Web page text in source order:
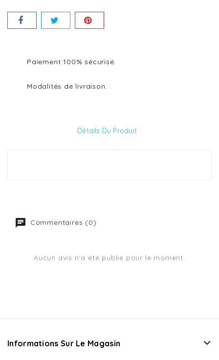
Paiement 100% sécurisé.
Modalités de livraison.
Détails Du Produit
Commentaires (0)
Aucun avis n'a été publié pour le moment.
Informations Sur Le Magasin